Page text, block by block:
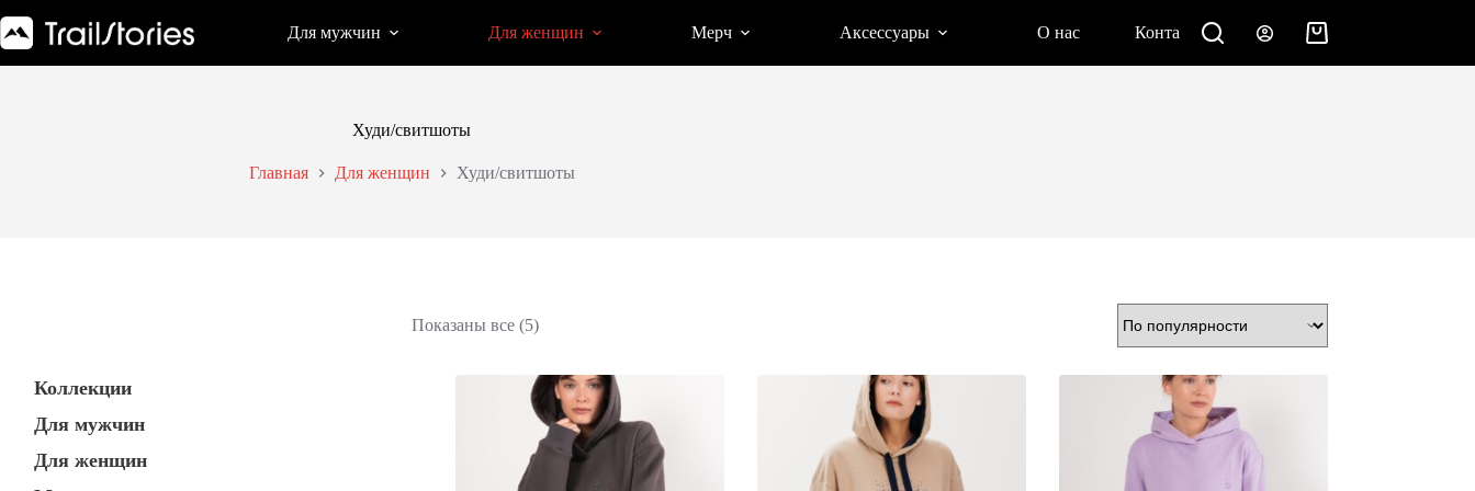
к
сути
Для мужчин Для женщин Мерч Аксессуары О нас Контакты Корзина
Худи/свитшоты
Главная Для женщин Худи/свитшоты
Показаны все (5)Сортировка:
Коллекции
Для мужчин
Для женщин